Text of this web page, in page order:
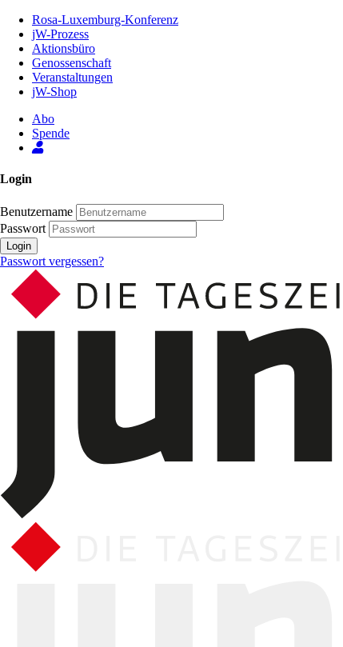
Inhalt
Seite
Rosa-Luxemburg-Konferenz
jW-Prozess
Aktionsbüro
Genossenschaft
Veranstaltungen
jW-Shop
Abo
Spende
Login
Benutzername
Passwort
Login
Passwort vergessen?